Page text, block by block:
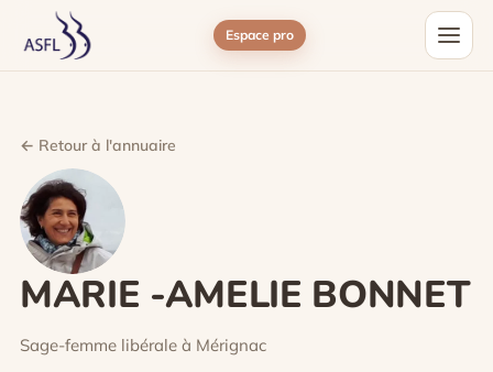
Espace pro
← Retour à l'annuaire
MARIE -AMELIE BONNET
Sage-femme libérale à Mérignac